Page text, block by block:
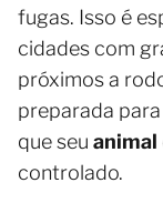
fugas. Isso é
cidades com
próximos a
preparada
que seu animal
controlado.